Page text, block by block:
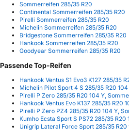
Sommerreifen 285/35 R20
Continental Sommerreifen 285/35 R20
Pirelli Sommerreifen 285/35 R20
Michelin Sommerreifen 285/35 R20
Bridgestone Sommerreifen 285/35 R20
Hankook Sommerreifen 285/35 R20
Goodyear Sommerreifen 285/35 R20
Passende Top-Reifen
Hankook Ventus S1 Evo3 K127 285/35
Michelin Pilot Sport 4 S 285/35 R20
Pirelli P Zero 285/35 R20 104 Y,
Hankook Ventus Evo K137 285/35 R20
Pirelli P Zero PZ4 285/35 R20 104 Y,
Kumho Ecsta Sport S PS72 285/35
Unigrip Lateral Force Sport 285/35